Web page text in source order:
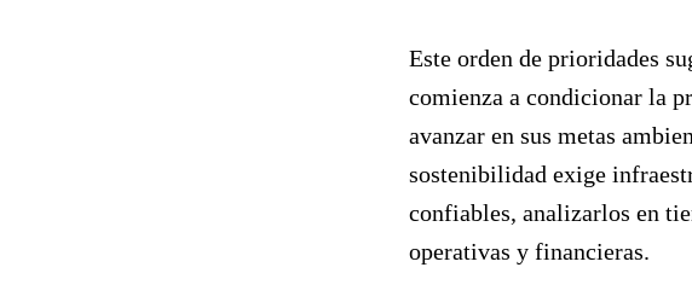
Este orden de prioridades
comienza a condicionar la
avanzar en sus metas
sostenibilidad exige
confiables, analizarlos en
operativas y financieras.